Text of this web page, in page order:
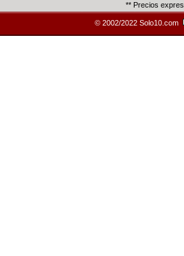
** Precios
© 2002/2022 Solo10.com